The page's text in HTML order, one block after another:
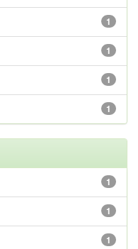
1
1
1
1
1
1
1